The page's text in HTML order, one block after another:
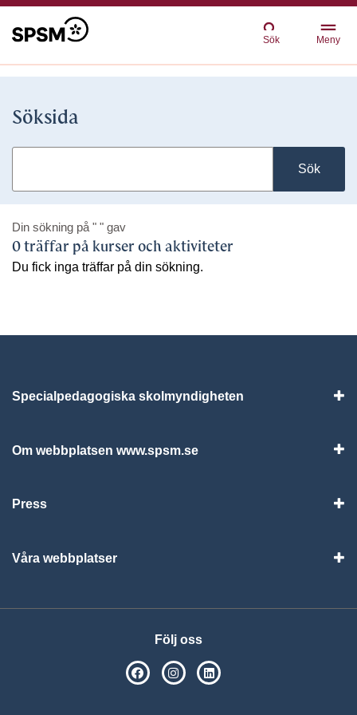
Sök Meny
Söksida
Sök
Din sökning på " " gav
0 träffar på kurser och aktiviteter
Du fick inga träffar på din sökning.
Specialpedagogiska skolmyndigheten
Om webbplatsen www.spsm.se
Press
Våra webbplatser
Följ oss
SPSM på Facebook
SPSM på Instagram